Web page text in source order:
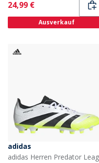
Current
24,99 €
Ausverkauf
adidas